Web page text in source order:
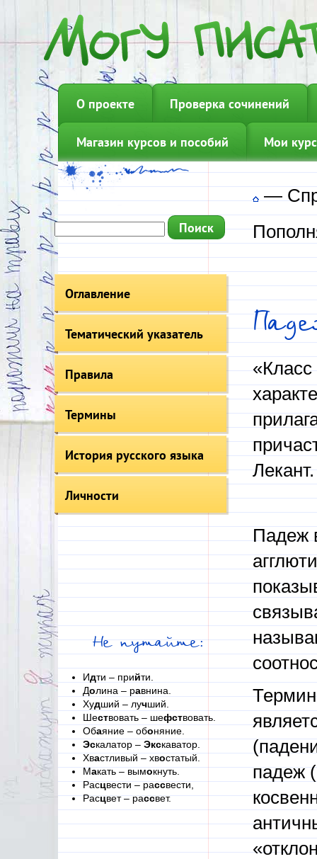
О проекте Проверка сочинений
Магазин курсов и пособий Мои
Оглавление
Тематический указатель
Правила
Термины
История русского языка
Личности
Не путайте:
Идти – прийти.
Долина – равнина.
Худший – лучший.
Шествовать – шефствовать.
Обаяние – обоняние.
Эскалатор – Экскаватор.
Хвастливый – хвостатый.
Макать – вымокнуть.
Расцвести – рассвести,
Расцвет – рассвет.
—
Лекант.
Падеж
падеж